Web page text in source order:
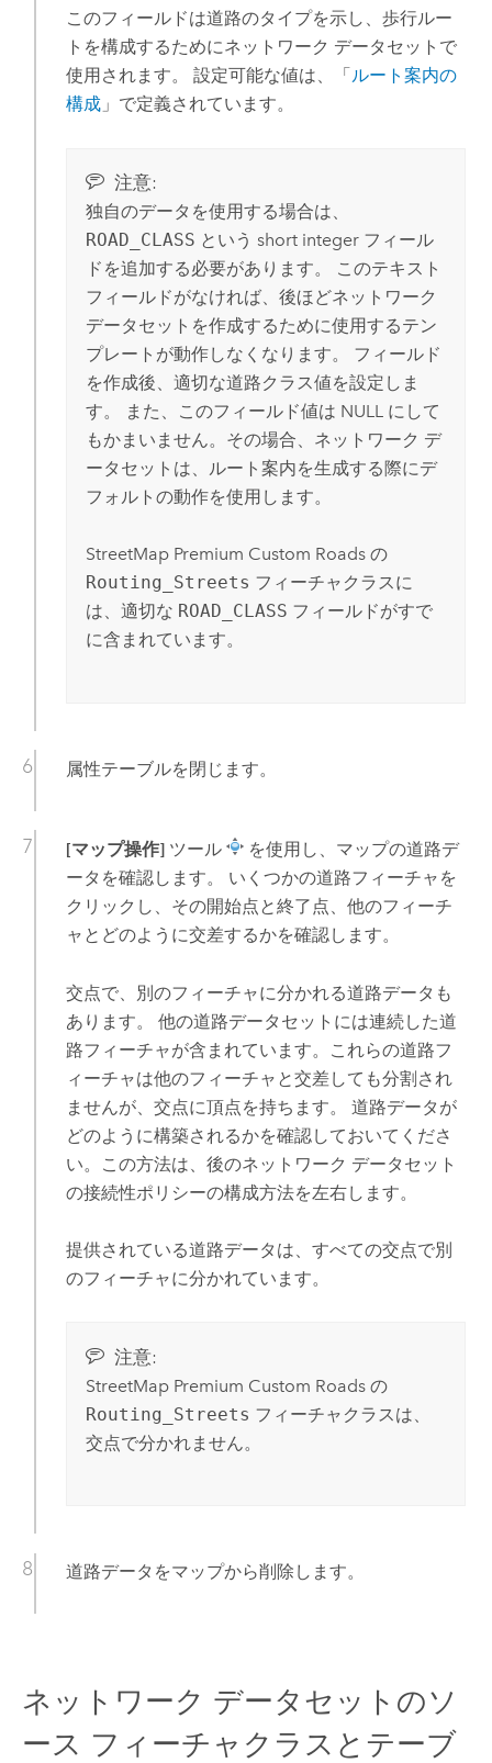
このフィールドは道路のタイプを示し、歩行ルー
トを構成するためにネットワーク データセットで
使用されます。 設定可能な値は、「 ルート案内の
構成」で定義されています。
注意:
独自のデータを使用する場合は、
ROAD_CLASS という short integer フィール
ドを追加する必要があります。 このテキスト
フィールドがなければ、後ほどネットワーク
データセットを作成するために使用するテン
プレートが動作しなくなります。 フィールド
を作成後、適切な道路クラス値を設定しま
す。 また、このフィールド値は NULL にして
もかまいません。その場合、ネットワーク デ
ータセットは、ルート案内を生成する際にデ
フォルトの動作を使用します。
StreetMap Premium Custom Roadsの
Routing_Streets フィーチャクラスに
は、適切な ROAD_CLASS フィールドがすで
に含まれています。
属性テーブルを閉じます。
[マップ操作]ツール
を使用し、マップの道路デ
ータを確認します。 いくつかの道路フィーチャを
クリックし、その開始点と終了点、他のフィーチ
ャとどのように交差するかを確認します。
交点で、別のフィーチャに分かれる道路データも
あります。 他の道路データセットには連続した道
路フィーチャが含まれています。これらの道路フ
ィーチャは他のフィーチャと交差しても分割され
ませんが、交点に頂点を持ちます。 道路データが
どのように構築されるかを確認しておいてくださ
い。この方法は、後のネットワーク データセット
の接続性ポリシーの構成方法を左右します。
提供されている道路データは、すべての交点で別
のフィーチャに分かれています。
注意:
StreetMap Premium Custom Roadsの
Routing_Streets フィーチャクラスは、
交点で分かれません。
道路データをマップから削除します。
ネットワーク データセットのソ
ース フィーチャクラスとテーブ